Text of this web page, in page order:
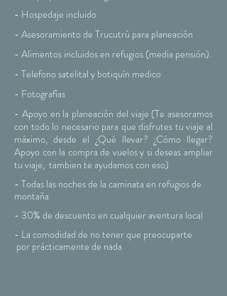
- Hospedaje incluido
- Asesoramiento de Trucutrú para planeación
- Alimentos incluidos en refugios (media pensión).
- Telefono satelital y botiquín medico
- Fotografías
- Apoyo en la planeación del viaje (Te asesoramos
con todo lo necesario para que disfrutes tu viaje al
máximo, desde el ¿Qué llevar? ¿Cómo llegar?
Apoyo con la compra de vuelos y si deseas ampliar
tu viaje, tambien te ayudamos con eso)
- Todas las noches de la caminata en refugios de
montaña
- 30% de descuento en cualquieraventura local
- La comodidad de no tener que preocuparte
por prácticamente de nada